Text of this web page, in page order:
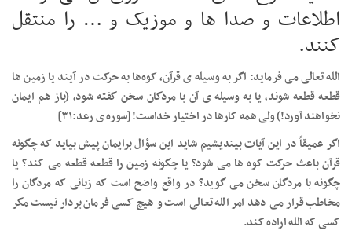
اطلاعات و صدا ها و موزیک و … را منتقل
کنند.
الله تعالی می فرماید: اگر به وسیله ی قرآن، کوه‌ها به حرکت در آیند یا زمین ها
قطعه قطعه شوند، یا به وسیله ی آن با مردگان سخن گفته شود، (باز هم ایمان
نخواهند آورد!) ولی همه کارها در اختیار خداست! [سوره ی رعد:۳۱]
اگر عمیقاً در این آیات بیندیشیم شاید این سؤال برایمان پیش بیاید که چگونه
قرآن باعث حرکت کوه ها می شود؟ یا چگونه زمین را قطعه قطعه می کند؟ یا
چگونه با مردگان سخن می گوید؟ در واقع واضح است که زبانی که مردگان را
مخاطب قرار می دهد امر الله تعالی است و هیچ کسی فرمان بردار نیست مگر
کسی که الله اراده کند.